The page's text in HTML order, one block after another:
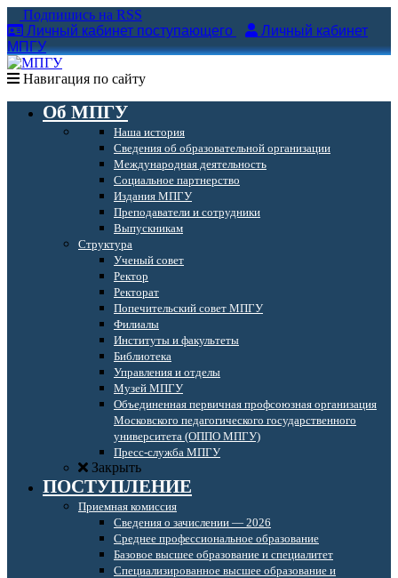
Подпишись на RSS
Личный кабинет поступающего
Личный кабинет
МПГУ
Навигация по сайту
Об МПГУ
Наша история
Сведения об образовательной организации
Международная деятельность
Социальное партнерство
Издания МПГУ
Преподаватели и сотрудники
Выпускникам
Структура
Ученый совет
Ректор
Ректорат
Попечительский совет МПГУ
Филиалы
Институты и факультеты
Библиотека
Управления и отделы
Музей МПГУ
Объединенная первичная профсоюзная организация
Московского педагогического государственного
университета (ОППО МПГУ)
Пресс-служба МПГУ
Закрыть
ПОСТУПЛЕНИЕ
Приемная комиссия
Сведения о зачислении — 2026
Среднее профессиональное образование
Базовое высшее образование и специалитет
Специализированное высшее образование и